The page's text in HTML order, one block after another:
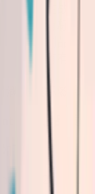
属标签在战利
中所有标签的
在战利品箱中
箱中所有有效
满足该标签和
标签、品质 1
下：
权重 2)、